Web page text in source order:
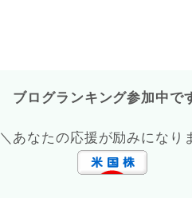
ブログランキング参加中で
＼あなたの応援が励みになり